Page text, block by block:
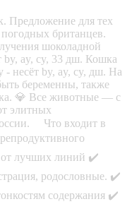
Предложение для тех
погодных британцев.
шоколадной
ay, cy, 33 дш. Кошка
- несёт by, ay, cy, дш. На
беременны, также
💎 Все животные — с
элитных
⠀ Что входит в
от лучших линий ✔️
родословные. ✔️
содержания ✔️